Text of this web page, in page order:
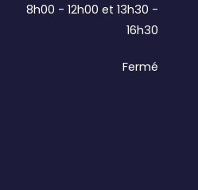
8h00 - 12h00 et 13h30 -
16h30
Fermé